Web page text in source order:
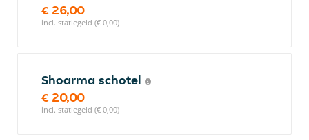
€ 26,00
incl. statiegeld (€ 0,00)
Shoarma schotel
€ 20,00
incl. statiegeld (€ 0,00)